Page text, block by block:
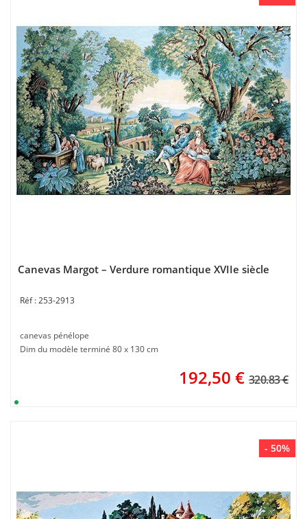
Canevas Margot – Verdure romantique XVIIe siècle
253-2913
canevas pénélope
Dim du modèle terminé 80 x 130 cm
192,50 € 320.83 €
- 50%